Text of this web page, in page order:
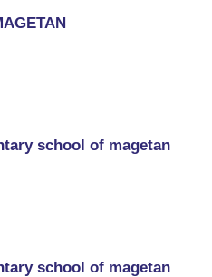
school of magetan
school of magetan